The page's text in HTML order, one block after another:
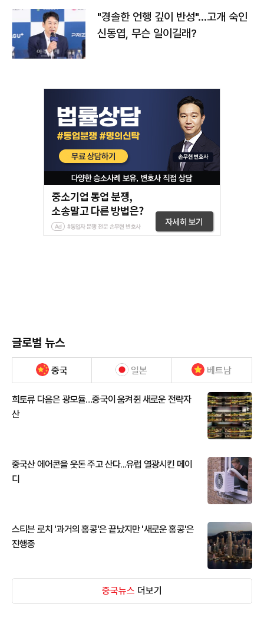
"경솔한 언행 깊이 반성"…고개 숙인
신동엽, 무슨 일이길래?
글로벌 뉴스
중국 일본 베트남
희토류 다음은 광모듈…중국이 움켜쥔 새로운 전략자
산
중국산 에어콘을 웃돈 주고 산다...유럽 열광시킨 메이
디
스티븐 로치 '과거의 홍콩'은 끝났지만 '새로운 홍콩'은
진행중
중국뉴스 더보기